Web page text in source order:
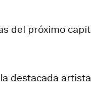
del próximo
destacada